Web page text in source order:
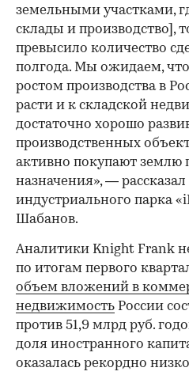
00:00 / 00:00
земельными участками,
склады и производство],
превысило количество
полгода. Мы ожидаем,
ростом производства в
расти и к складской
достаточно хорошо
производственных
активно покупают
назначения», — рассказал
индустриального парка
Шабанов.
Аналитики Knight Frank
по итогам первого
объем вложений в
недвижимость России
против 51,9 млрд руб.
доля иностранного
оказалась рекордно